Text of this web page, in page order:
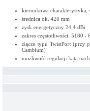
kierunkowa charakterystyka,
średnica ok. 420 mm
zysk energetyczny 24,4 dBi
zakres częstotliwości: 5180 -
złącze typu TwistPort (przy
Cambium)
możliwość regulacji kąta